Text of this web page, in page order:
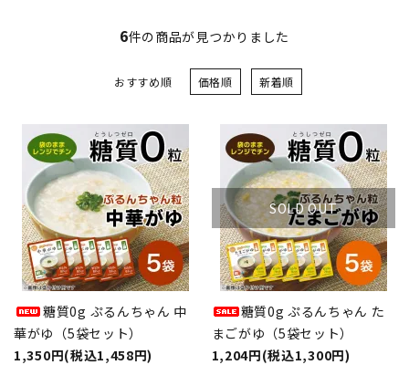
6件の商品が見つかりました
おすすめ順 価格順 新着順
糖質0g ぷるんちゃん 中
華がゆ（5袋セット）
1,350円(税込1,458円)
SOLD OUT
糖質0g ぷるんちゃん た
まごがゆ（5袋セット）
1,204円(税込1,300円)